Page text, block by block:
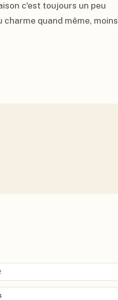
c'est toujours un peu
quand même, moins